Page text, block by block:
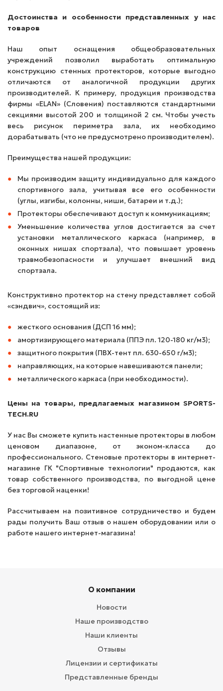
Достоинства и особенности представленных у нас
товаров
Наш опыт оснащения общеобразовательных
учреждений позволил выработать оптимальную
конструкцию стенных протекторов, которые выгодно
отличаются от аналогичной продукции других
производителей. К примеру, продукция производства
фирмы «ELAN» (Словения) поставляются стандартными
секциями высотой 200 и толщиной 2 см. Чтобы учесть
весь рисунок периметра зала, их необходимо
дорабатывать (что не предусмотрено производителем).
Преимущества нашей продукции:
Мы производим защиту индивидуально для каждого
спортивного зала, учитывая все его особенности
(углы, изгибы, колонны, ниши, батареи и т.д.);
Протекторы обеспечивают доступ к коммуникациям;
Уменьшение количества углов достигается за счет
установки металлического каркаса (например, в
оконных нишах спортзала), что повышает уровень
травмобезопасности и улучшает внешний вид
спортзала.
Конструктивно протектор на стену представляет собой
«сэндвич», состоящий из:
жесткого основания (ДСП 16 мм);
амортизирующего материала (ППЭ пл. 120-180 кг/м3);
защитного покрытия (ПВХ-тент пл. 630-650 г/м3);
направляющих, на которые навешиваются панели;
металлического каркаса (при необходимости).
Цены на товары, предлагаемых магазином SPORTS-
TECH.RU
У нас Вы сможете купить настенные протекторы в любом
ценовом диапазоне, от эконом-класса до
профессионального. Стеновые протекторы в интернет-
магазине ГК "Спортивные технологии" продаются, как
товар собственного производства, по выгодной цене
без торговой наценки!
Рассчитываем на позитивное сотрудничество и будем
рады получить Ваш отзыв о нашем оборудовании или о
работе нашего интернет-магазина!
О компании
Новости
Наше производство
Наши клиенты
Отзывы
Лицензии и сертификаты
Представленные бренды